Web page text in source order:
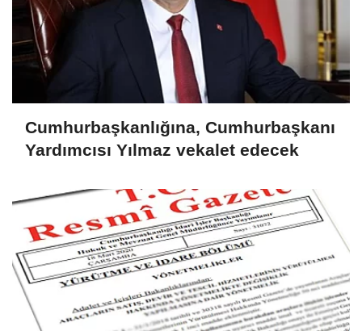
Cumhurbaşkanlığına, Cumhurbaşkanı
Yardımcısı Yılmaz vekalet edecek